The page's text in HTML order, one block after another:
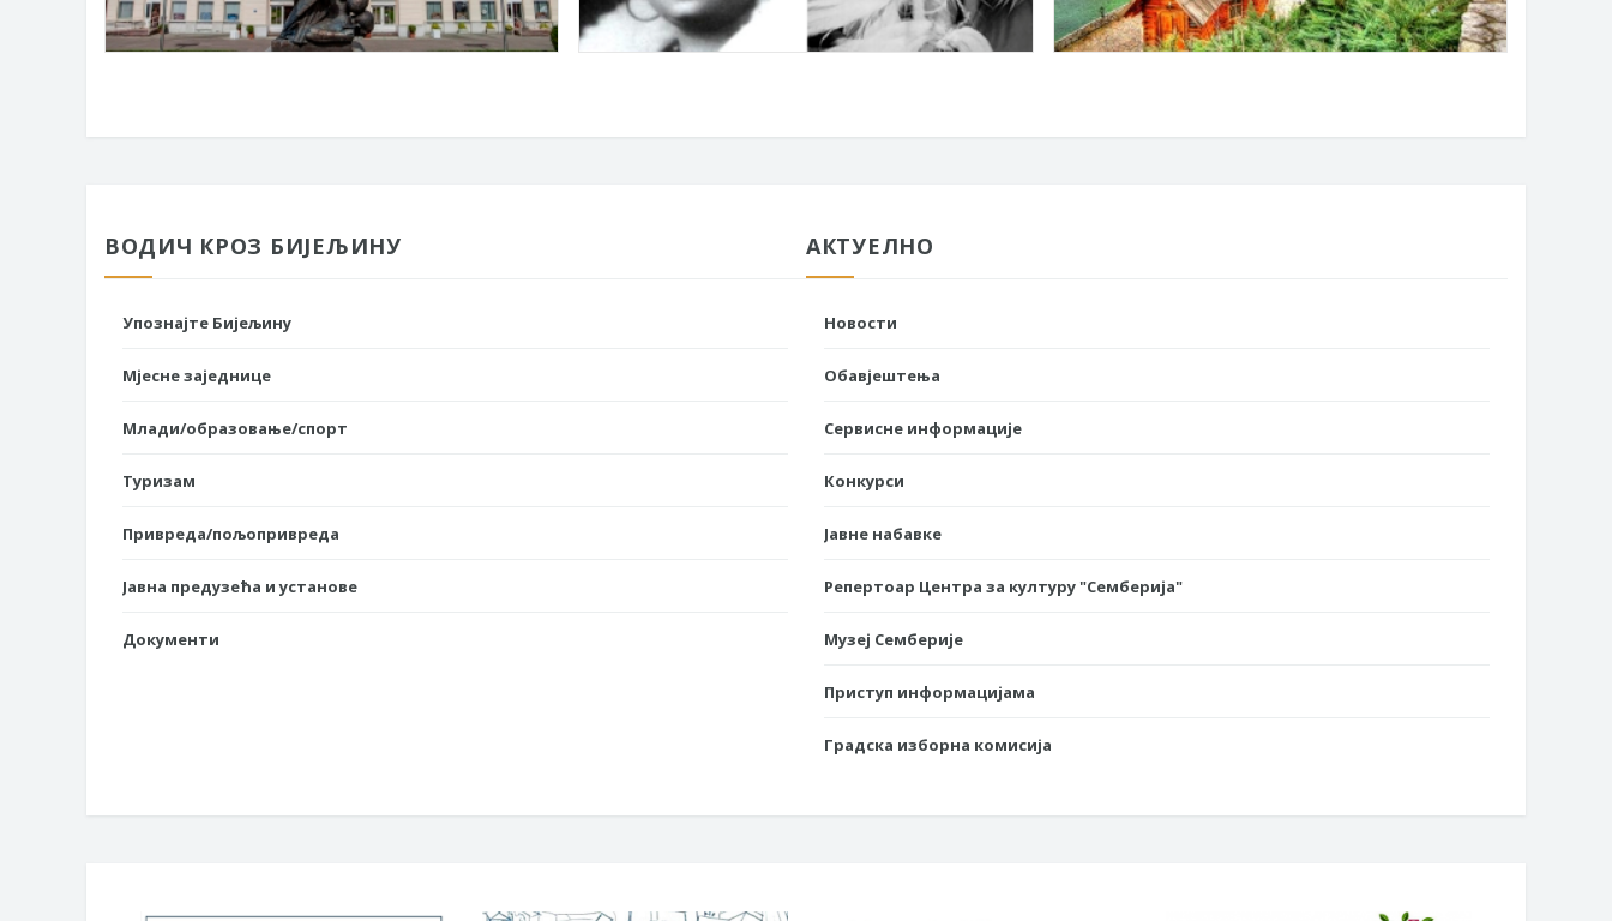
ВОДИЧ КРОЗ БИЈЕЉИНУ
Упознајте Бијељину
Мјесне заједнице
Млади/образовање/спорт
Туризам
Привреда/пољопривреда
Јавна предузећа и установе
Документи
АКТУЕЛНО
Новости
Обавјештења
Сервисне информације
Конкурси
Јавне набавке
Репертоар Центра за културу "Семберија"
Музеј Семберије
Приступ информацијама
Градска изборна комисија